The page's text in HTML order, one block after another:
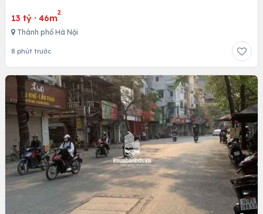
13 tỷ · 46m
2
Thành phố Hà Nội
8 phút trước